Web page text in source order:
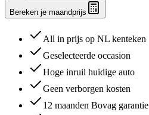
Bereken je maandprijs
All in prijs op NL kenteken
Geselecteerde occasion
Hoge inruil huidige auto
Geen verborgen kosten
12 maanden Bovag garantie